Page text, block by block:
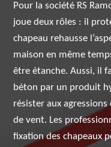
Pour la société RS
joue deux rôles : il
chapeau rehausse
maison en même
être étanche. Aussi, il
béton par un produit
résister aux
de vent. Les
fixation des chapeaux